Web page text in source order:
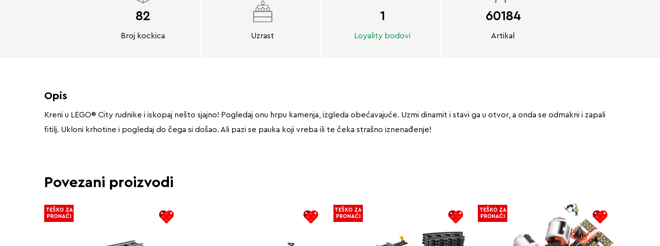
82
Broj kockica Uzrast
1
Loyality bodovi
60184
Artikal
Opis
Kreni u LEGO® City rudnike i iskopaj nešto sjajno! Pogledaj onu hrpu kamenja, izgleda obećavajuće. Uzmi dinamit i stavi ga u otvor, a onda se odmakni i zapali
fitilj. Ukloni krhotine i pogledaj do čega si došao. Ali pazi se pauka koji vreba ili te čeka strašno iznenađenje!
Povezani proizvodi
TEŠKO ZA
PRONAĆI
TEŠKO ZA
PRONAĆI
TEŠKO ZA
PRONAĆI